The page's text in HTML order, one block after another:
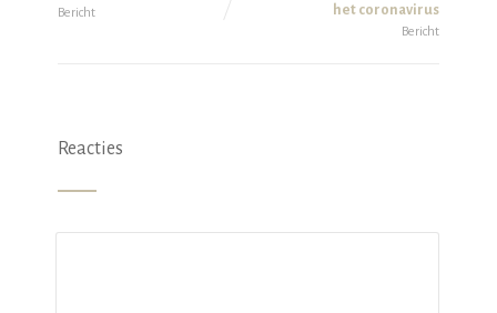
Bericht
het coronavirus
Bericht
Reacties